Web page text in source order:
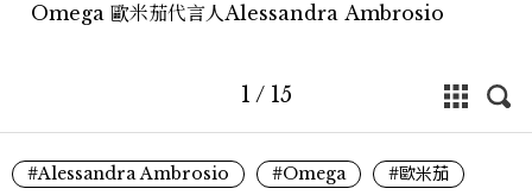
Omega 歐米茄代言人Alessandra Ambrosio
1 / 15
#Alessandra Ambrosio #Omega
#歐米茄